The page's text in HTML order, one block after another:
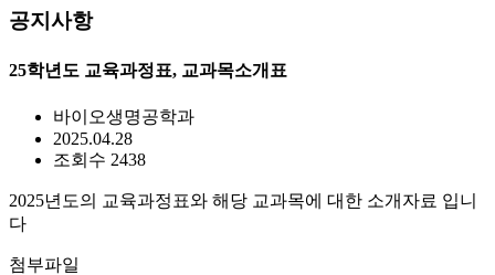
공지사항
25학년도 교육과정표, 교과목소개표
바이오생명공학과
2025.04.28
조회수 2438
2025년도의 교육과정표와 해당 교과목에 대한 소개자료 입니
다
첨부파일